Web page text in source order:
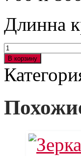
Длинна
Количество
товара
Зеркало
обзорное,
круглое,
диаметр
см
В корзину